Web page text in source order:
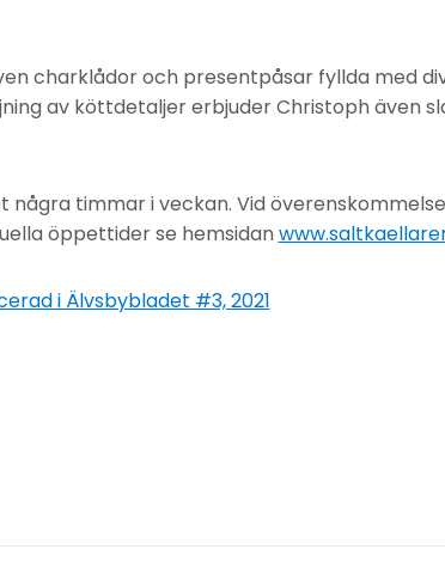
charklådor och presentpåsar fyllda med
av köttdetaljer erbjuder Christoph även
några timmar i veckan. Vid
öppettider se hemsidan
i Älvsbybladet #3, 2021